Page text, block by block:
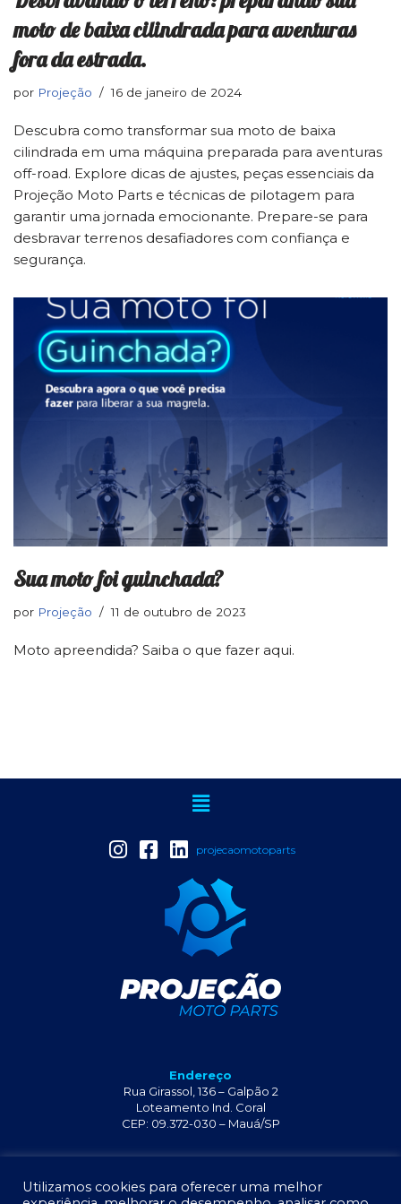
moto de baixa cilindrada para aventuras
fora da estrada.
por Projeção 16 de janeiro de 2024
Descubra como transformar sua moto de baixa
cilindrada em uma máquina preparada para aventuras
off-road. Explore dicas de ajustes, peças essenciais da
Projeção Moto Parts e técnicas de pilotagem para
garantir uma jornada emocionante. Prepare-se para
desbravar terrenos desafiadores com confiança e
segurança.
Sua moto foi guinchada?
por Projeção 11 de outubro de 2023
Moto apreendida? Saiba o que fazer aqui.
projecaomotoparts
Endereço
Rua Girassol, 136 – Galpão 2
Loteamento Ind. Coral
CEP: 09.372-030 – Mauá/SP
+55 11 2341-6429
Utilizamos cookies para oferecer uma melhor